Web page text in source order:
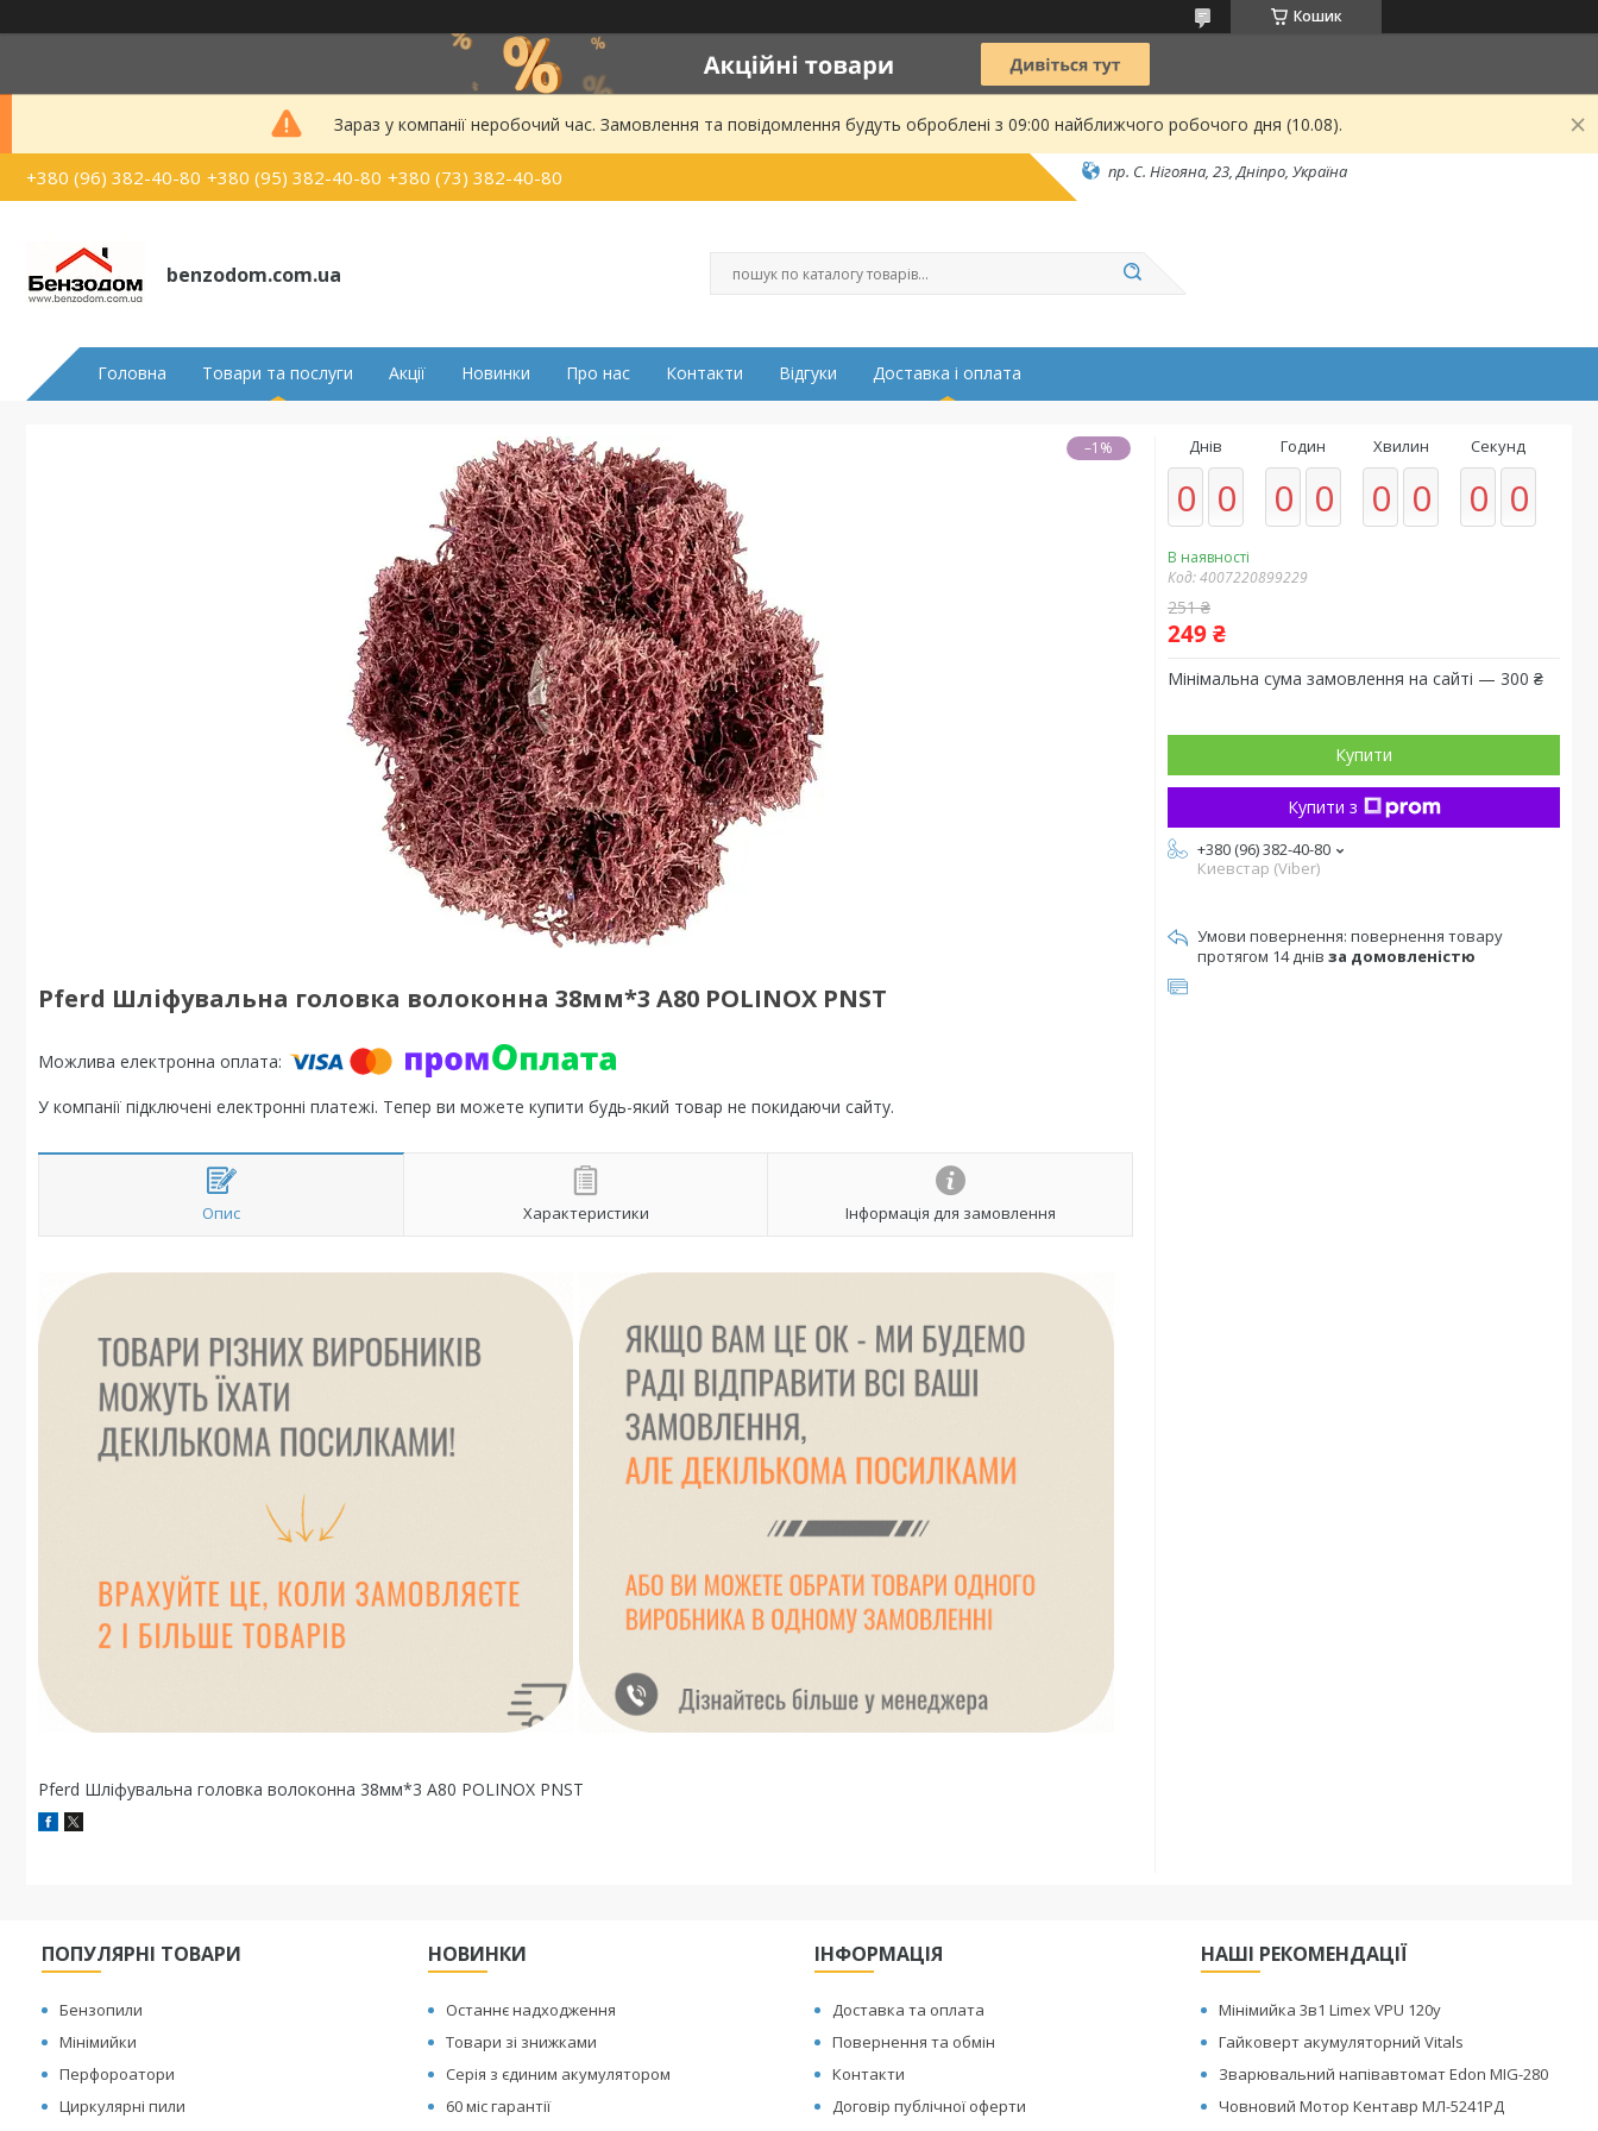
Кошик
Зараз у компанії неробочий час. Замовлення та повідомлення будуть оброблені з 09:00 найближчого робочого дня (10.08).
+380 (96) 382-40-80 +380 (95) 382-40-80 +380 (73) 382-40-80 пр. С. Нігояна, 23, Дніпро, Україна
benzodom.com.ua
Головна Товари та послуги Акції Новинки Про нас Контакти Відгуки Доставка і оплата
–1%
Pferd Шліфувальна головка волоконна 38мм*3 A80 POLINOX PNST
У компанії підключені електронні платежі. Тепер ви можете купити будь-який товар не покидаючи сайту.
Опис Характеристики Інформація для замовлення
Pferd Шліфувальна головка волоконна 38мм*3 A80 POLINOX PNST
Днів
0 0
Годин
0 0
Хвилин
0 0
Секунд
0 0
В наявності
Код:4007220899229
251 ₴
249 ₴
Мінімальна сума замовлення на сайті — 300 ₴
Купити
Купити з
+380 (96) 382-40-80
Киевстар (Viber)
повернення товару
протягом 14 днів за домовленістю
ПОПУЛЯРНІ ТОВАРИ
Бензопили
Мінімийки
Перфороатори
Циркулярні пили
НОВИНКИ
Останнє надходження
Товари зі знижками
Серія з єдиним акумулятором
60 міс гарантії
ІНФОРМАЦІЯ
Доставка та оплата
Повернення та обмін
Контакти
Договір публічної оферти
НАШІ РЕКОМЕНДАЦІЇ
Мінімийка 3в1 Limex VPU 120y
Гайковерт акумуляторний Vitals
Зварювальний напівавтомат Edon MIG-280
Човновий Мотор Кентавр МЛ-5241РД